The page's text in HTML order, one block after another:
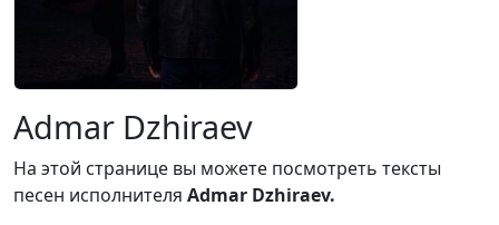
Admar Dzhiraev
На этой странице вы можете посмотреть тексты
песен исполнителя Admar Dzhiraev.